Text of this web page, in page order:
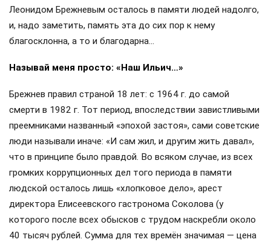
Леонидом Брежневым осталось в памяти людей надолго,
и, надо заметить, память эта до сих пор к нему
благосклонна, а то и благодарна…
Называй меня просто: «Наш Ильич…»
Брежнев правил страной 18 лет: с 1964 г. до самой
смерти в 1982 г. Тот период, впоследствии завистливыми
преемниками названный «эпохой застоя», сами советские
люди называли иначе: «И сам жил, и другим жить давал»,
что в принципе было правдой. Во всяком случае, из всех
громких коррупционных дел того периода в памяти
людской осталось лишь «хлопковое дело», арест
директора Елисеевского гастронома Соколова (у
которого после всех обысков с трудом наскребли около
40 тысяч рублей. Сумма для тех времён значимая — цена